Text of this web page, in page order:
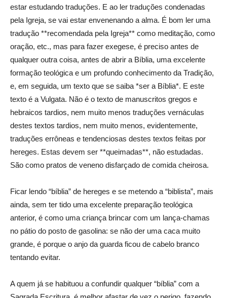
estar estudando traduções. E ao ler traduções condenadas
pela Igreja, se vai estar envenenando a alma. É bom ler uma
tradução **recomendada pela Igreja** como meditação, como
oração, etc., mas para fazer exegese, é preciso antes de
qualquer outra coisa, antes de abrir a Bíblia, uma excelente
formação teológica e um profundo conhecimento da Tradição,
e, em seguida, um texto que se saiba *ser a Bíblia*. E este
texto é a Vulgata. Não é o texto de manuscritos gregos e
hebraicos tardios, nem muito menos traduções vernáculas
destes textos tardios, nem muito menos, evidentemente,
traduções errôneas e tendenciosas destes textos feitas por
hereges. Estas devem ser **queimadas**, não estudadas.
São como pratos de veneno disfarçado de comida cheirosa.
Ficar lendo “bíblia” de hereges e se metendo a “biblista”, mais
ainda, sem ter tido uma excelente preparação teológica
anterior, é como uma criança brincar com um lança-chamas
no pátio do posto de gasolina: se não der uma caca muito
grande, é porque o anjo da guarda ficou de cabelo branco
tentando evitar.
A quem já se habituou a confundir qualquer “bíblia” com a